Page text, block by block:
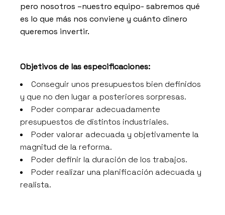
pero nosotros –nuestro equipo- sabremos qué
es lo que más nos conviene y cuánto dinero
queremos invertir.
Objetivos de las especificaciones:
Conseguir unos presupuestos bien definidos
y que no den lugar a posteriores sorpresas.
Poder comparar adecuadamente
presupuestos de distintos industriales.
Poder valorar adecuada y objetivamente la
magnitud de la reforma.
Poder definir la duración de los trabajos.
Poder realizar una planificación adecuada y
realista.